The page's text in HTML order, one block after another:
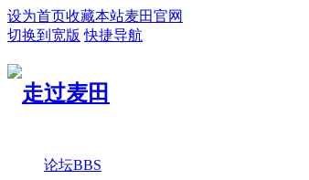
设为首页收藏本站麦田官网
切换到宽版 快捷导航
论坛BBS